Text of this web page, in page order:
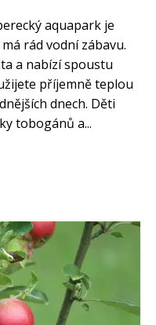
aquapark je
rád vodní zábavu.
a nabízí spoustu
příjemně teplou
dnech. Děti
tobogánů a...